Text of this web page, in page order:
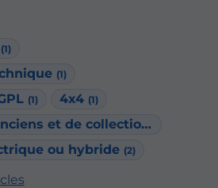
(1)
(1)
(1) 4x4 (1)
Véhicules anciens et de collection
ou hybride (2)
une attention
spécificités du contrôle
véhicules fonctionnant au
les points essentiels à
la sécurité et la